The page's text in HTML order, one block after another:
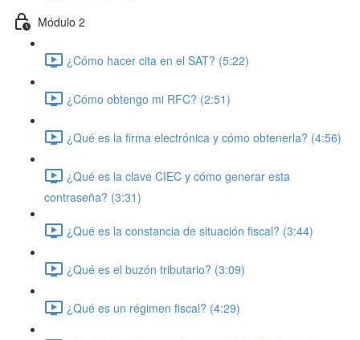
Módulo 2
¿Cómo hacer cita en el SAT? (5:22)
¿Cómo obtengo mi RFC? (2:51)
¿Qué es la firma electrónica y cómo obtenerla? (4:56)
¿Qué es la clave CIEC y cómo generar esta
contraseña? (3:31)
¿Qué es la constancia de situación fiscal? (3:44)
¿Qué es el buzón tributario? (3:09)
¿Qué es un régimen fiscal? (4:29)